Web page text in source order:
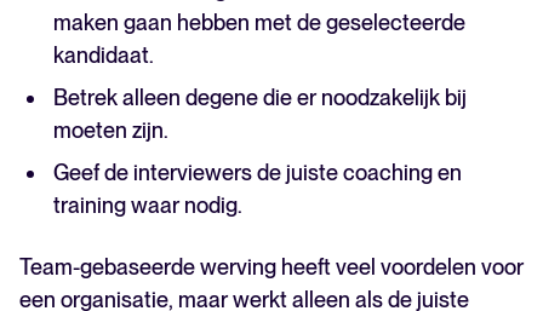
maken gaan hebben met de geselecteerde
kandidaat.
Betrek alleen degene die er noodzakelijk bij
moeten zijn.
Geef de interviewers de juiste coaching en
training waar nodig.
Team-gebaseerde werving heeft veel voordelen voor
een organisatie, maar werkt alleen als de juiste